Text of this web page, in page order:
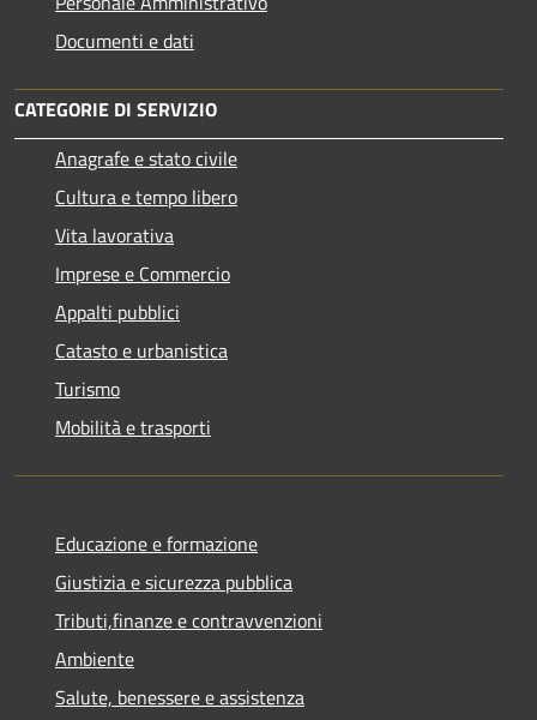
Documenti e dati
CATEGORIE DI SERVIZIO
Anagrafe e stato civile
Cultura e tempo libero
Vita lavorativa
Imprese e Commercio
Appalti pubblici
Catasto e urbanistica
Turismo
Mobilità e trasporti
Educazione e formazione
Giustizia e sicurezza pubblica
Tributi,finanze e contravvenzioni
Ambiente
Salute, benessere e assistenza